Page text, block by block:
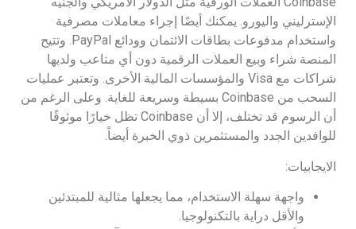
الإسترليني واليورو. يمكنك أيضًا إجراء معاملات مصرفية
واستخدام مدفوعات بطاقات الائتمان وودائع PayPal. وتتيح
المنصة شراء وبيع العملات الرقمية دون أي متاعب ولديها
شراكات مع Visa والمؤسسات المالية الأخرى. وتعتبر عمليات
السحب من Coinbase بسيطة وسريعة للغاية. وعلى الرغم من
أن الرسوم قد تختلف، إلا أن Coinbase تظل خيارًا موثوقًا
للوافدين الجدد والمستثمرين ذوي الخبرة أيضاً.
الايجابيات:
واجهة سهلة الاستخدام، مما يجعلها مثالية للمبتدئين
والأقل دراية بالتكنولوجيا.